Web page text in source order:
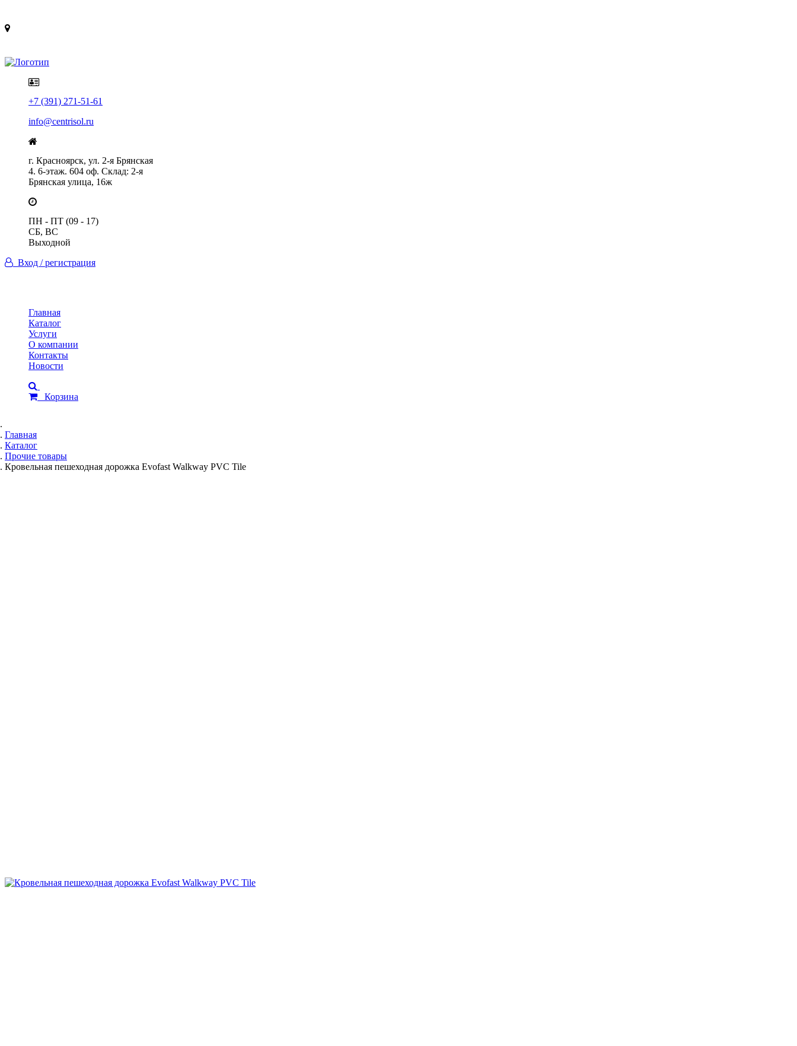
+7 (391) 271-51-61
info@centrisol.ru
г. Красноярск, ул. 2-я Брянская
4. 6-этаж. 604 оф. Склад: 2-я
Брянская улица, 16ж
ПН - ПТ (09 - 17)
СБ, ВС
Выходной
Вход / регистрация
Главная
Каталог
Услуги
О компании
Контакты
Новости
Корзина
Главная
Каталог
Прочие товары
Кровельная пешеходная дорожка Evofast Walkway PVC Tile